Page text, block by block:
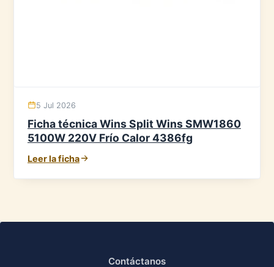
5 Jul 2026
Ficha técnica Wins Split Wins SMW1860
5100W 220V Frío Calor 4386fg
Leer la ficha
Contáctanos